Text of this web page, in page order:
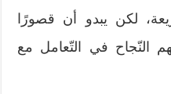
لكن يبدو أن قصورًا
النّجاح في التّعامل مع